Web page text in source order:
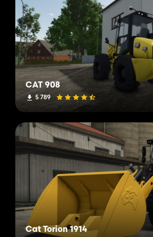
CAT 908
5 789
Cat Torion 1914